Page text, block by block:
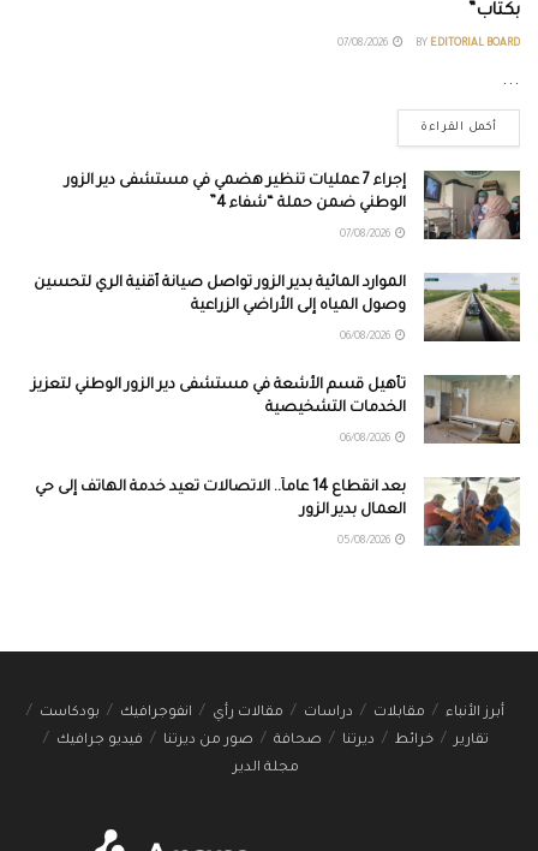
بكتاب”
BY EDITORIAL BOARD
...
أكمل القراءة
إجراء 7 عمليات تنظير هضمي في مستشفى دير الزور
الوطني ضمن حملة “شفاء 4”
الموارد المائية بدير الزور تواصل صيانة أقنية الري لتحسين
وصول المياه إلى الأراضي الزراعية
تأهيل قسم الأشعة في مستشفى دير الزور الوطني لتعزيز
الخدمات التشخيصية
بعد انقطاع 14 عاماً.. الاتصالات تعيد خدمة الهاتف إلى حي
العمال بدير الزور
أبرز الأنباء مقابلات دراسات مقالات رأي انفوجرافيك
بودكاست
تقارير
خرائط ديرتنا صحافة صور من ديرتنا
فيديو جرافيك
مجلة الدير